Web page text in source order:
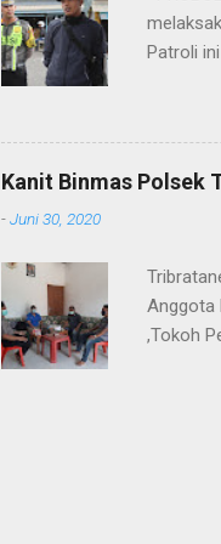
Patroli
Kanit Binmas Polsek
-Juni 30, 2020
Anggota
,Tokoh